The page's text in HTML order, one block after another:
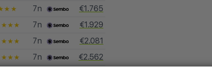
7n
€1.765
7n
€1.929
7n
€2.081
7n
€2.562